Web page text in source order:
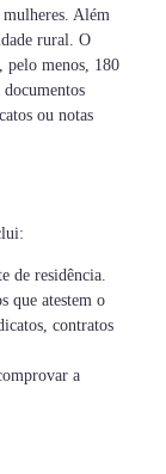
Além
rural. O
pelo menos, 180
ou notas
de residência.
que atestem o
contratos
a